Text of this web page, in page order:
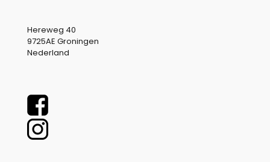
Hereweg 40
9725AE Groningen
Nederland